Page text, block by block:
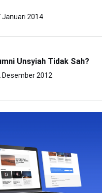
Januari 2014
Unsyiah Tidak Sah?
Desember 2012